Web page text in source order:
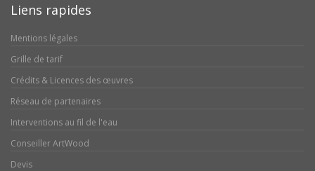
Liens rapides
Mentions légales
Grille de tarif
Crédits & Licences des œuvres
Réseau de partenaires
Interventions au fil de l'eau
Conseiller ArtWood
Devis